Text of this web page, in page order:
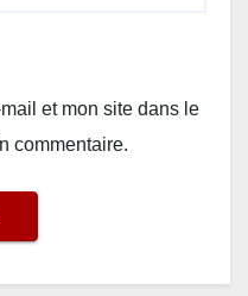
et mon site dans le
commentaire.